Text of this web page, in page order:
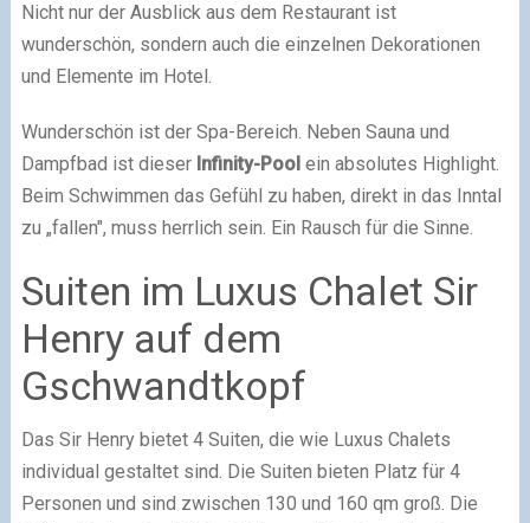
Nicht nur der Ausblick aus dem Restaurant ist
wunderschön, sondern auch die einzelnen Dekorationen
und Elemente im Hotel.
Wunderschön ist der Spa-Bereich. Neben Sauna und
Dampfbad ist dieser Infinity-Poolein absolutes Highlight.
Beim Schwimmen das Gefühl zu haben, direkt in das Inntal
zu „fallen", muss herrlich sein. Ein Rausch für die Sinne.
Suiten im Luxus Chalet Sir
Henry auf dem
Gschwandtkopf
Das Sir Henry bietet 4 Suiten, die wie Luxus Chalets
individual gestaltet sind. Die Suiten bieten Platz für 4
Personen und sind zwischen 130 und 160 qm groß. Die